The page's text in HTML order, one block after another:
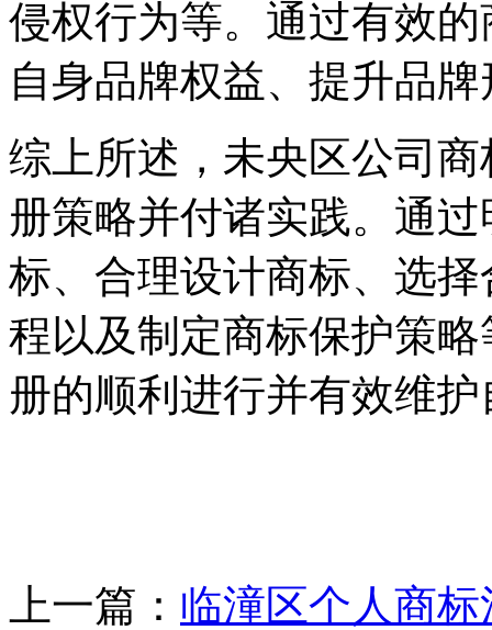
侵权行为等。通过有效
自身品牌权益、提升品
综上所述，未央区公司
册策略并付诸实践。通
标、合理设计商标、选
程以及制定商标保护策
册的顺利进行并有效维
上一篇： 临潼区个人商